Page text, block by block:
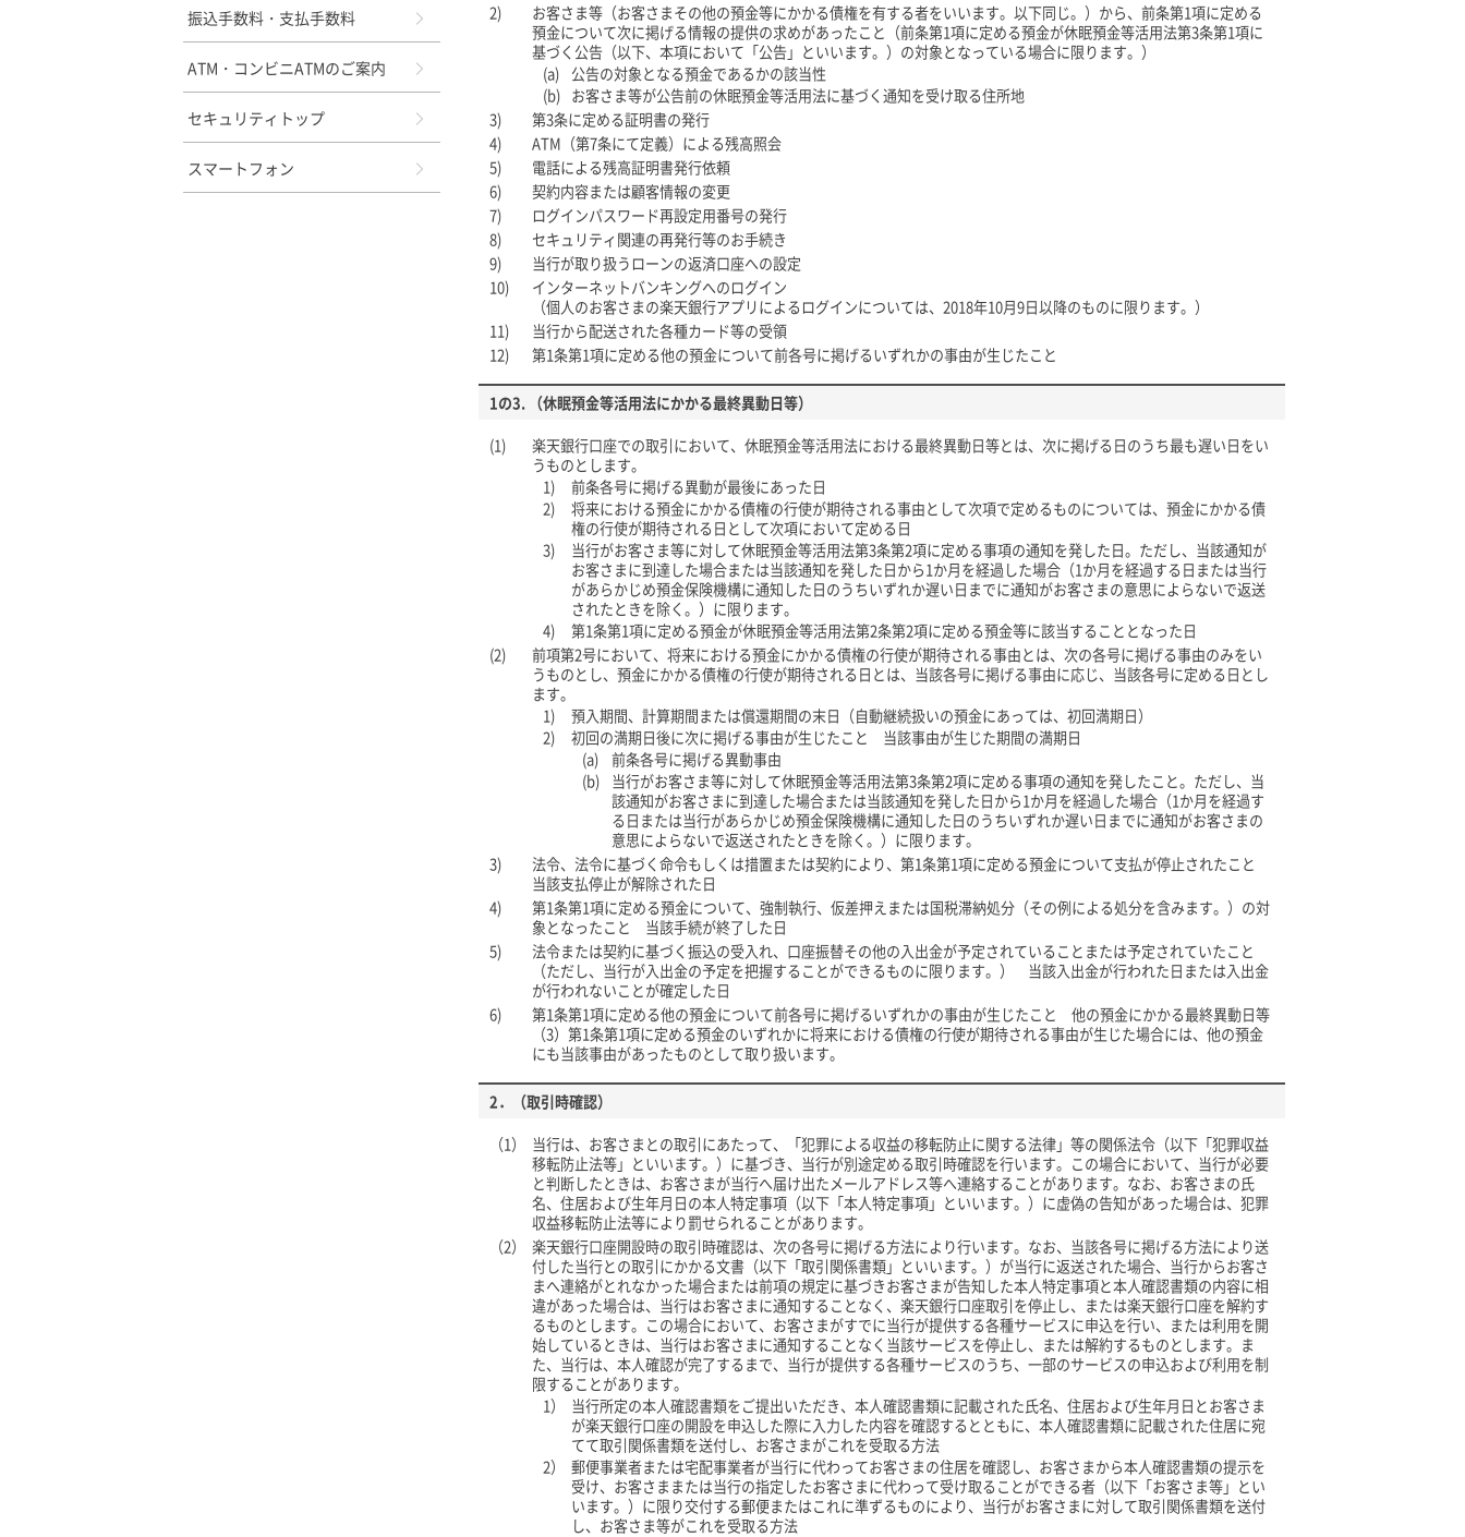
2)
お客さま等（お客さまその他の預金等にかかる債権を有する者をいいます。以下同じ。）から、前条第1項に定める
預金について次に掲げる情報の提供の求めがあったこと（前条第1項に定める預金が休眠預金等活用法第3条第1項に
基づく公告（以下、本項において「公告」といいます。）の対象となっている場合に限ります。）
(a)
公告の対象となる預金であるかの該当性
(b) お客さま等が公告前の休眠預金等活用法に基づく通知を受け取る住所地
3)
第3条に定める証明書の発行
4)
ATM（第7条にて定義）による残高照会
5)
電話による残高証明書発行依頼
6)
契約内容または顧客情報の変更
7)
ログインパスワード再設定用番号の発行
8)
セキュリティ関連の再発行等のお手続き
9)
当行が取り扱うローンの返済口座への設定
10)
インターネットバンキングへのログイン
（個人のお客さまの楽天銀行アプリによるログインについては、2018年10月9日以降のものに限ります。）
11)
当行から配送された各種カード等の受領
12)
第1条第1項に定める他の預金について前各号に掲げるいずれかの事由が生じたこと
1の3. （休眠預金等活用法にかかる最終異動日等）
(1)
楽天銀行口座での取引において、休眠預金等活用法における最終異動日等とは、次に掲げる日のうち最も遅い日をい
うものとします。
1)
前条各号に掲げる異動が最後にあった日
2)
将来における預金にかかる債権の行使が期待される事由として次項で定めるものについては、預金にかかる債
権の行使が期待される日として次項において定める日
3)
当行がお客さま等に対して休眠預金等活用法第3条第2項に定める事項の通知を発した日。ただし、当該通知が
お客さまに到達した場合または当該通知を発した日から1か月を経過した場合（1か月を経過する日または当行
があらかじめ預金保険機構に通知した日のうちいずれか遅い日までに通知がお客さまの意思によらないで返送
されたときを除く。）に限ります。
4)
第1条第1項に定める預金が休眠預金等活用法第2条第2項に定める預金等に該当することとなった日
(2)
前項第2号において、将来における預金にかかる債権の行使が期待される事由とは、次の各号に掲げる事由のみをい
うものとし、預金にかかる債権の行使が期待される日とは、当該各号に掲げる事由に応じ、当該各号に定める日とし
ます。
1)
預入期間、計算期間または償還期間の末日（自動継続扱いの預金にあっては、初回満期日）
2)
初回の満期日後に次に掲げる事由が生じたこと 当該事由が生じた期間の満期日
(a)
前条各号に掲げる異動事由
(b)
当行がお客さま等に対して休眠預金等活用法第3条第2項に定める事項の通知を発したこと。ただし、当
該通知がお客さまに到達した場合または当該通知を発した日から1か月を経過した場合（1か月を経過す
る日または当行があらかじめ預金保険機構に通知した日のうちいずれか遅い日までに通知がお客さまの
意思によらないで返送されたときを除く。）に限ります。
3)
法令、法令に基づく命令もしくは措置または契約により、第1条第1項に定める預金について支払が停止されたこと
当該支払停止が解除された日
4)
第1条第1項に定める預金について、強制執行、仮差押えまたは国税滞納処分（その例による処分を含みます。）の対
象となったこと 当該手続が終了した日
5)
法令または契約に基づく振込の受入れ、口座振替その他の入出金が予定されていることまたは予定されていたこと
（ただし、当行が入出金の予定を把握することができるものに限ります。） 当該入出金が行われた日または入出金
が行われないことが確定した日
6)
第1条第1項に定める他の預金について前各号に掲げるいずれかの事由が生じたこと 他の預金にかかる最終異動日等
（3）第1条第1項に定める預金のいずれかに将来における債権の行使が期待される事由が生じた場合には、他の預金
にも当該事由があったものとして取り扱います。
2．（取引時確認）
（1）
当行は、お客さまとの取引にあたって、「犯罪による収益の移転防止に関する法律」等の関係法令（以下「犯罪収益
移転防止法等」といいます。）に基づき、当行が別途定める取引時確認を行います。この場合において、当行が必要
と判断したときは、お客さまが当行へ届け出たメールアドレス等へ連絡することがあります。なお、お客さまの氏
名、住居および生年月日の本人特定事項（以下「本人特定事項」といいます。）に虚偽の告知があった場合は、犯罪
収益移転防止法等により罰せられることがあります。
（2）
楽天銀行口座開設時の取引時確認は、次の各号に掲げる方法により行います。なお、当該各号に掲げる方法により送
付した当行との取引にかかる文書（以下「取引関係書類」といいます。）が当行に返送された場合、当行からお客さ
まへ連絡がとれなかった場合または前項の規定に基づきお客さまが告知した本人特定事項と本人確認書類の内容に相
違があった場合は、当行はお客さまに通知することなく、楽天銀行口座取引を停止し、または楽天銀行口座を解約す
るものとします。この場合において、お客さまがすでに当行が提供する各種サービスに申込を行い、または利用を開
始しているときは、当行はお客さまに通知することなく当該サービスを停止し、または解約するものとします。ま
た、当行は、本人確認が完了するまで、当行が提供する各種サービスのうち、一部のサービスの申込および利用を制
限することがあります。
1）
当行所定の本人確認書類をご提出いただき、本人確認書類に記載された氏名、住居および生年月日とお客さま
が楽天銀行口座の開設を申込した際に入力した内容を確認するとともに、本人確認書類に記載された住居に宛
てて取引関係書類を送付し、お客さまがこれを受取る方法
2）
郵便事業者または宅配事業者が当行に代わってお客さまの住居を確認し、お客さまから本人確認書類の提示を
受け、お客さままたは当行の指定したお客さまに代わって受け取ることができる者（以下「お客さま等」とい
います。）に限り交付する郵便またはこれに準ずるものにより、当行がお客さまに対して取引関係書類を送付
し、お客さま等がこれを受取る方法
振込手数料・支払手数料
ATM・コンビニATMのご案内
セキュリティトップ
スマートフォン